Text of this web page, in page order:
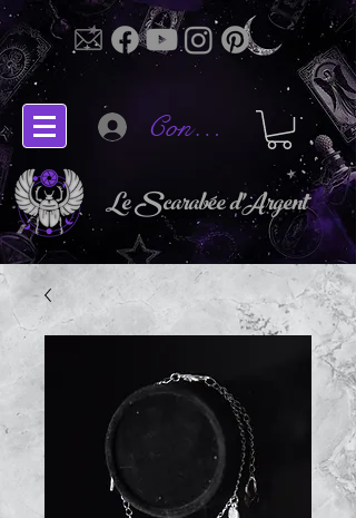
Connectez-vous
Le Scarabée d'Argent